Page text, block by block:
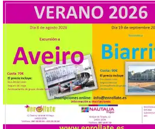
6 Ago 2026
Iberia se convierte
primera
española en ofrecer
bordo de
constelación de
más avanzada del mundo,
por SpaceX. La incorporación de
tecnología forma parte del
de Iberia con la innovación […]